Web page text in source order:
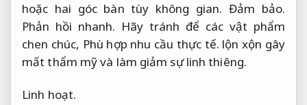
hoặc hai góc bàn tùy không gian. Đảm bảo.
Phản hồi nhanh. Hãy tránh để các vật phẩm
chen chúc, Phù hợp nhu cầu thực tế. lộn xộn gây
mất thẩm mỹ và làm giảm sự linh thiêng.
Linh hoạt.